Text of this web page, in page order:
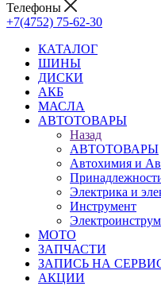
Телефоны
+7(4752) 75-62-30
КАТАЛОГ
ШИНЫ
ДИСКИ
АКБ
МАСЛА
АВТОТОВАРЫ
Назад
АВТОТОВАРЫ
Автохимия и
Электрика и
Инструмент
МОТО
ЗАПЧАСТИ
ЗАПИСЬ НА
АКЦИИ